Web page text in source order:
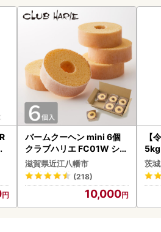
バームクーヘン mini 6個
クラブハリエ FC01W シェ
アボックス バウムクーヘ
ン
滋賀県近江八幡市
(218)
10,000
【
5kg
g x
町
茨